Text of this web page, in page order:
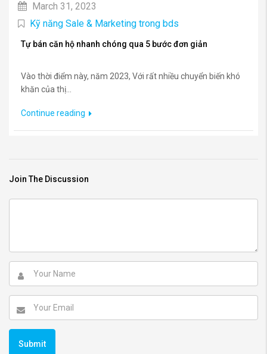
March 31, 2023
Kỹ năng Sale & Marketing trong bds
Tự bán căn hộ nhanh chóng qua 5 bước đơn giản
Vào thời điểm này, năm 2023, Với rất nhiều chuyển biến khó
khăn của thị...
Continue reading
Join The Discussion